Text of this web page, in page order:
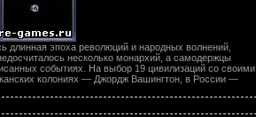
длинная эпоха революций и народных волнений,
несколько монархий, а самодержцы
событиях. На выбор 19 цивилизаций со своими
колониях — Джордж Вашингтон, в России —